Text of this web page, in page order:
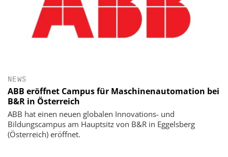
NEWS
ABB eröffnet Campus für Maschinenautomation bei
B&R in Österreich
ABB hat einen neuen globalen Innovations- und
Bildungscampus am Hauptsitz von B&R in Eggelsberg
(Österreich) eröffnet.